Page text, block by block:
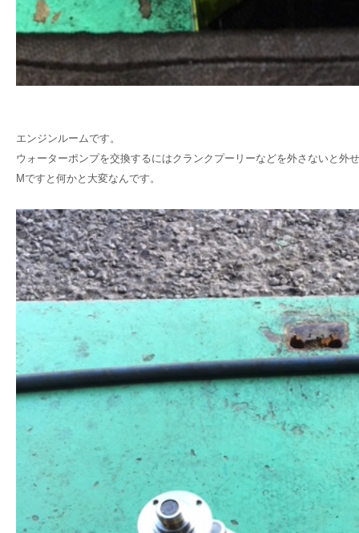
エンジンルームです。
ウォーターポンプを交換するにはクランクプーリーなどを外さないと外
Mですと何かと大変なんです。